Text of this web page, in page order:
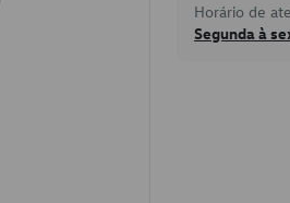
Horário de
Segunda à